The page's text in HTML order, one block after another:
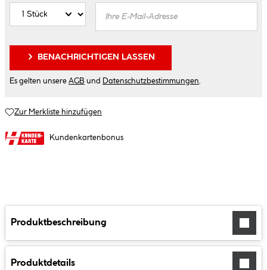
BENACHRICHTIGEN LASSEN
Es gelten unsere AGB und Datenschutzbestimmungen
Zur Merkliste hinzufügen
Kundenkartenbonus
Produktbeschreibung
Produktdetails